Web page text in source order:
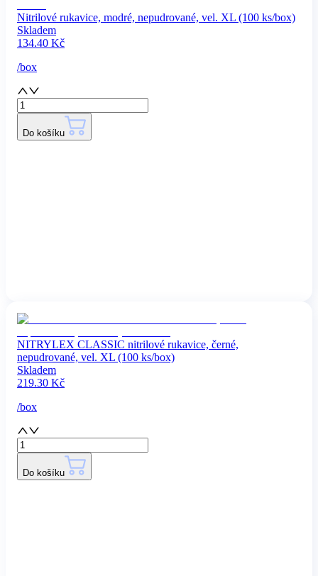
Nitrilové rukavice, modré, nepudrované, vel. XL (100 ks/box)
Skladem
134.40 Kč
/box
Do košíku
NITRYLEX CLASSIC nitrilové rukavice, černé,
nepudrované, vel. XL (100 ks/box)
Skladem
219.30 Kč
/box
Do košíku